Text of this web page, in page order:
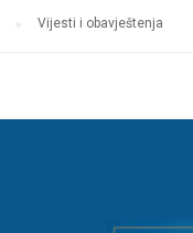
Vijesti i obavještenja